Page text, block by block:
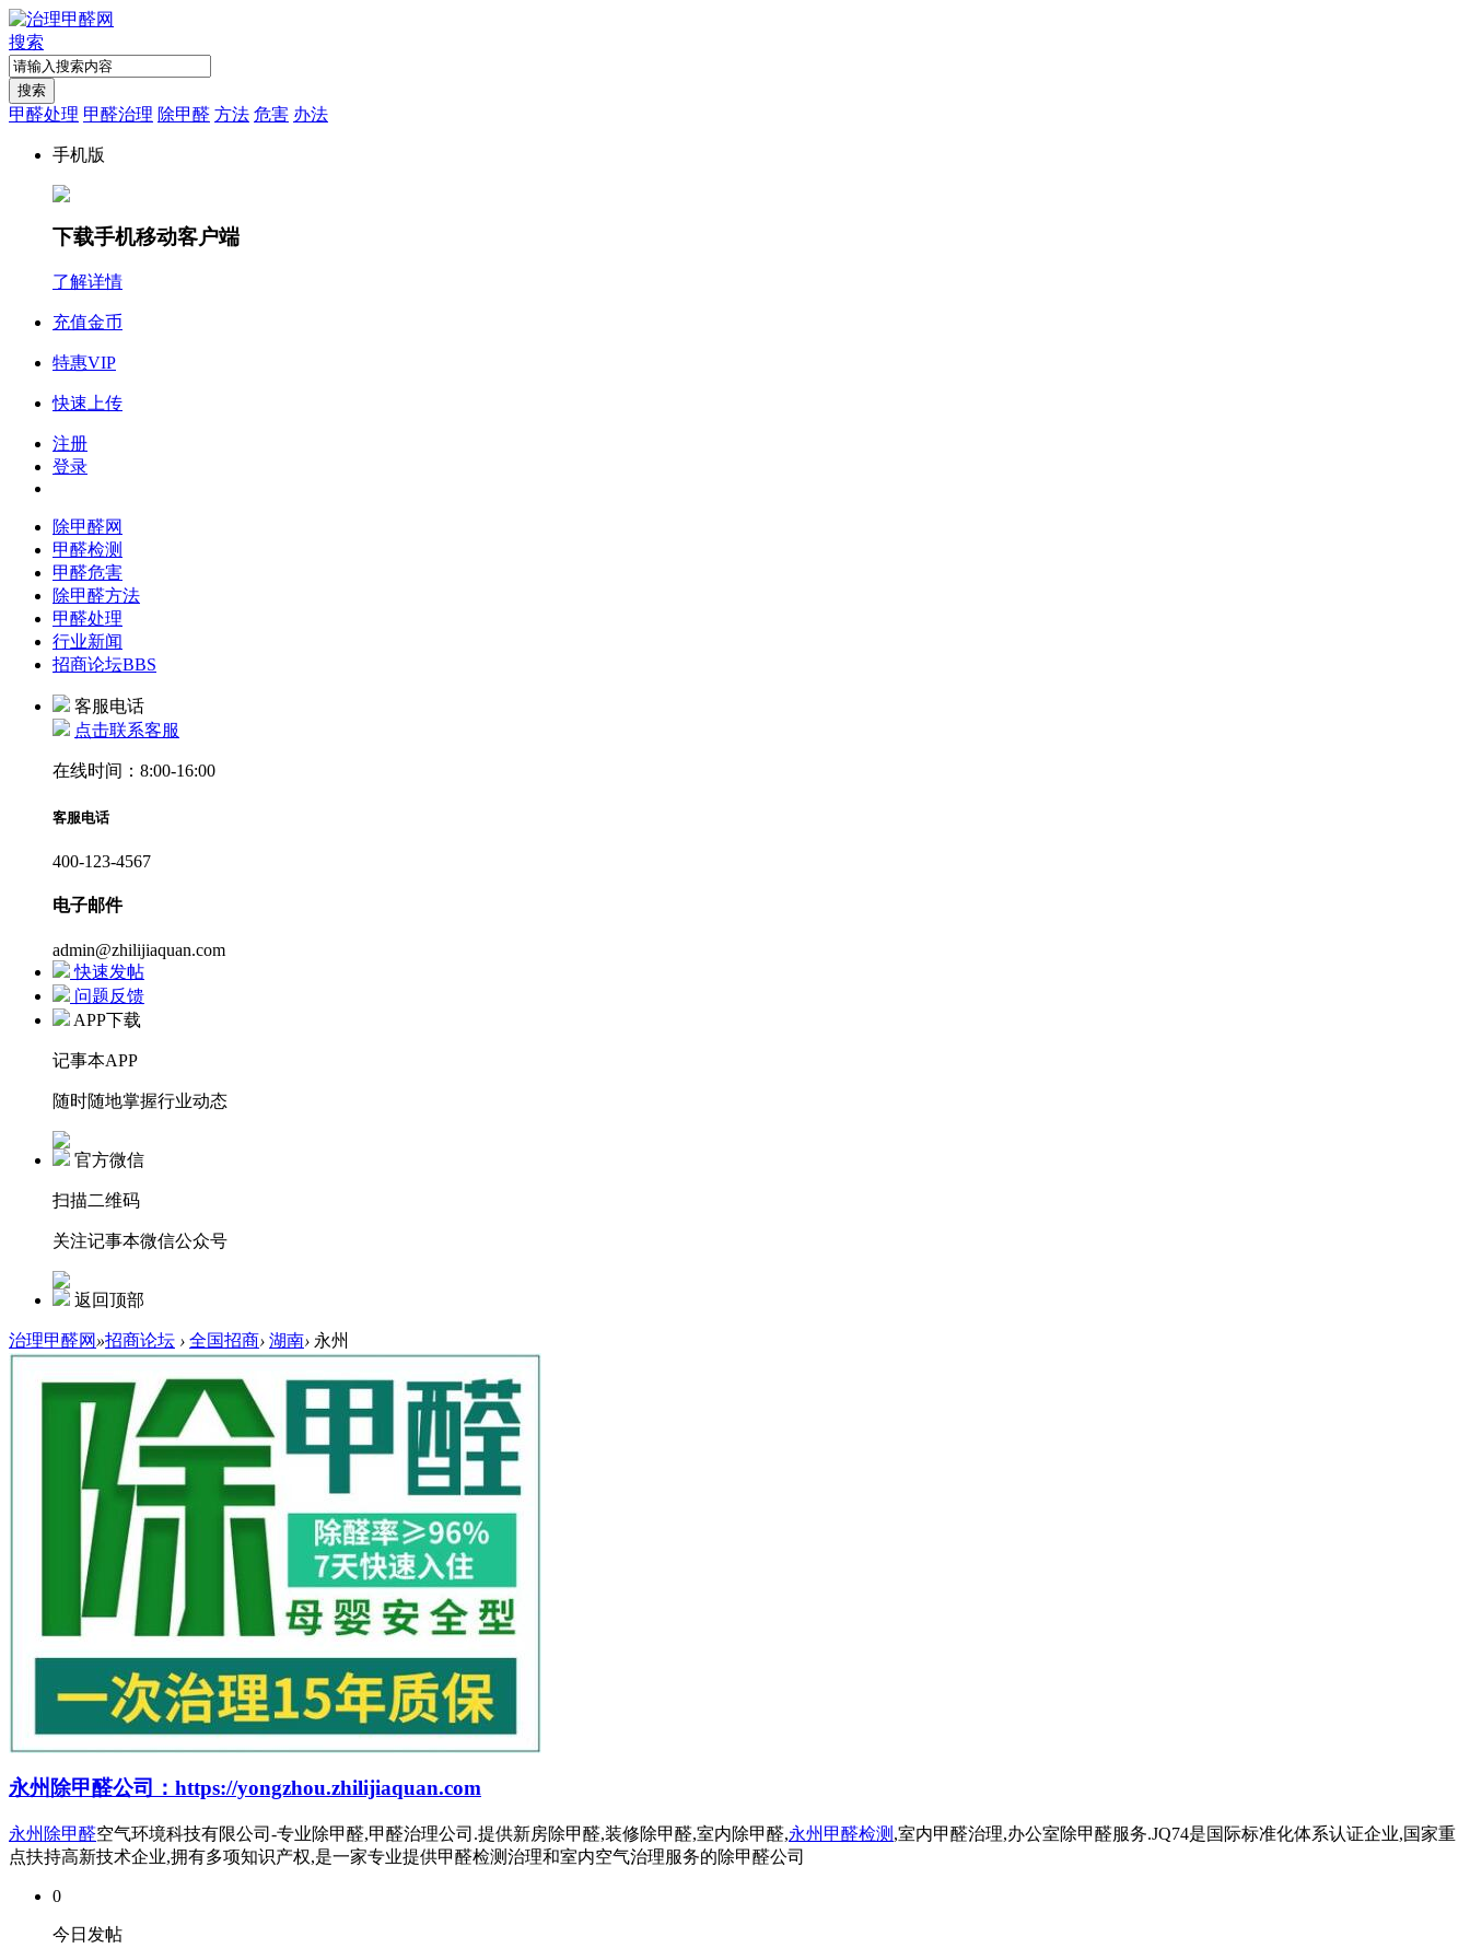
搜索
搜索
甲醛处理 甲醛治理 除甲醛 方法 危害 办法
手机版
下载手机移动客户端
了解详情
充值金币
特惠VIP
快速上传
注册
登录
除甲醛网
甲醛检测
甲醛危害
除甲醛方法
甲醛处理
行业新闻
招商论坛BBS
客服电话
点击联系客服
在线时间：8:00-16:00
客服电话
400-123-4567
电子邮件
admin@zhilijiaquan.com
快速发帖
问题反馈
APP下载
记事本APP
随时随地掌握行业动态
官方微信
扫描二维码
关注记事本微信公众号
返回顶部
治理甲醛网 »招商论坛 › 全国招商› 湖南› 永州
永州除甲醛公司：https://yongzhou.zhilijiaquan.com
永州除甲醛空气环境科技有限公司-专业除甲醛,甲醛治理公司.提供新房除甲醛,装修除甲醛,室内除甲醛,永州甲醛检测 ,室内甲醛治理,办公室除甲醛服务.JQ74是国际标准化体系认证企业,国家重
点扶持高新技术企业,拥有多项知识产权,是一家专业提供甲醛检测治理和室内空气治理服务的除甲醛公司
0
今日发帖